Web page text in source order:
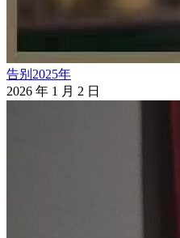
告别2025年
2026 年 1 月 2 日